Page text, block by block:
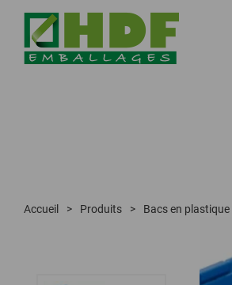
Accueil Produits Bacs en plastique